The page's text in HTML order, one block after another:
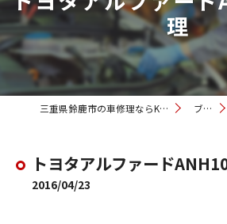
理
三重県鈴鹿市の車修理ならK2ファクトリー ブログ
トヨタアルファード
2016/04/23